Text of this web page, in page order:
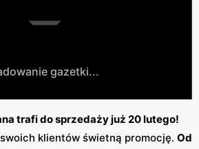
gazetki...
trafi do sprzedaży już 20 lutego!
klientów świetną promocję. Od